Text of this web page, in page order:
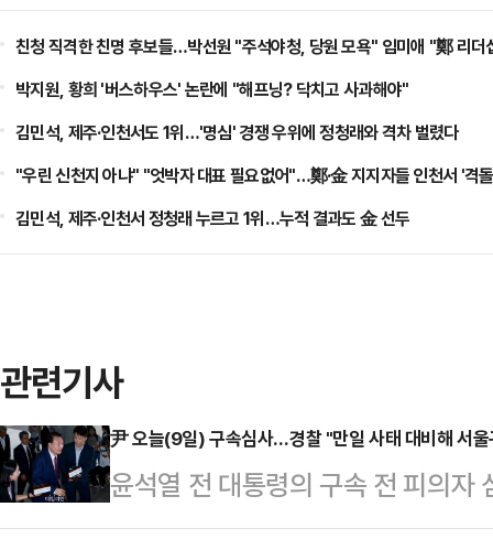
친청 직격한 친명 후보들…박선원 "주석야청, 당원 모욕" 임미애 "鄭 리더
박지원, 황희 '버스하우스' 논란에 "해프닝? 닥치고 사과해야"
김민석, 제주·인천서도 1위…'명심' 경쟁 우위에 정청래와 격차 벌렸다
"우린 신천지 아냐" "엇박자 대표 필요없어"…鄭·金 지지자들 인천서 '격
김민석, 제주·인천서 정청래 누르고 1위…누적 결과도 金 선두
관련기사
尹 오늘(9일) 구속심사…경찰 "만일 사태 대비해 서울
윤석열 전 대통령의 구속 전 피의
이 만일의 사태를 대비해 서울구치